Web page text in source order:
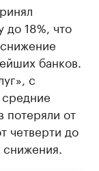
до 18%, что
банков.
с
потеряли от
четверти до